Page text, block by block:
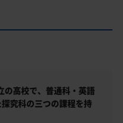
の高校で、普通科・英語
究科の三つの課程を持